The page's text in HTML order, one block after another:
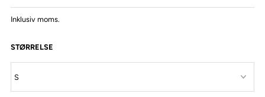
Inklusiv moms.
STØRRELSE